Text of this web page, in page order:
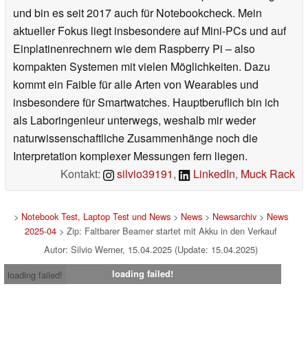
und bin es seit 2017 auch für Notebookcheck. Mein
aktueller Fokus liegt insbesondere auf Mini-PCs und auf
Einplatinenrechnern wie dem Raspberry Pi – also
kompakten Systemen mit vielen Möglichkeiten. Dazu
kommt ein Faible für alle Arten von Wearables und
insbesondere für Smartwatches. Hauptberuflich bin ich
als Laboringenieur unterwegs, weshalb mir weder
naturwissenschaftliche Zusammenhänge noch die
Interpretation komplexer Messungen fern liegen.
Kontakt:
silvio39191, LinkedIn, Muck Rack
> Notebook Test, Laptop Test und News> News> Newsarchiv> News
2025-04> Zip: Faltbarer Beamer startet mit Akku in den Verkauf
Autor: Silvio Werner, 15.04.2025 (Update: 15.04.2025)
loading failed!
loading failed!